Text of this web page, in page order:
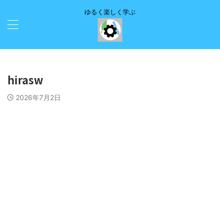
ゆるく楽しく学ぶ
hirasw
2026年7月2日